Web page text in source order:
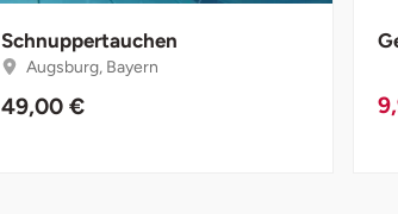
Schnuppertauchen
Augsburg, Bayern
49,00 €